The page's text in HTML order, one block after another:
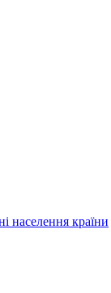
населення країни